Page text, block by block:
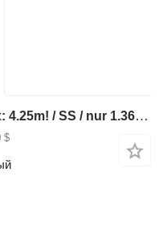
Jungheinrich EFG 215 / Triplex: 4.25m! / SS / nur 1.368h!
$